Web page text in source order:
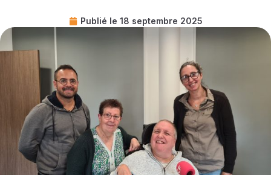
Publié le 18 septembre 2025